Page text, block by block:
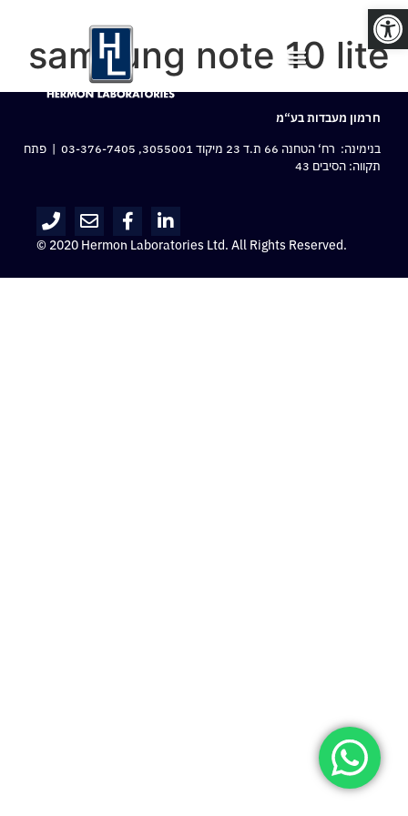
פתח סרגל נגישות
samsung note 10 lite
חרמון מעבדות בע“מ
בנימינה: רח‘ הטחנה 66 ת.ד 23 מיקוד 3055001,
03-376-7405 | פתח
תקווה: הסיבים 43
© 2020 Hermon Laboratories Ltd. All Rights Reserved.